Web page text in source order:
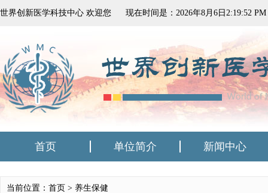
世界创新医学科技中心 欢迎您 现在时间是： 2026年8月 6 日 2:19:52 PM
首页 单位简介 新闻中心
当前位置：首页 > 养生保健